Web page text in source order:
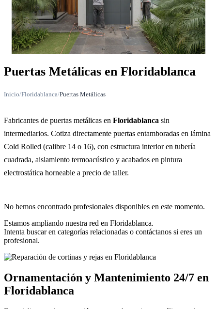
Puertas Metálicas en Floridablanca
Inicio/Floridablanca/Puertas Metálicas
Fabricantes de puertas metálicas en Floridablanca sin
intermediarios. Cotiza directamente puertas entamboradas en lámina
Cold Rolled (calibre 14 o 16), con estructura interior en tubería
cuadrada, aislamiento termoacústico y acabados en pintura
electrostática horneable a precio de taller.
No hemos encontrado profesionales disponibles en este momento.
Estamos ampliando nuestra red en Floridablanca.
Intenta buscar en categorías relacionadas o contáctanos si eres un
profesional.
Ornamentación y Mantenimiento 24/7 en
Floridablanca